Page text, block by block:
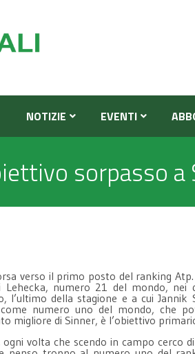
NOTIZIE EVENTI
sorpasso
verso il primo posto del ranking
numero 21 del mondo, nei
l’ultimo della stagione e a cui Jannik
numero uno del mondo, che
migliore di Sinner, è l’obiettivo
ogni volta che scendo in campo cerco